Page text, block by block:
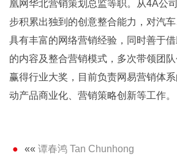
凰网华北营销策划总监等职。从4A公
步积累出独到的创意整合能力，对汽
具有丰富的网络营销经验，同时善于
的内容及整合营销模式，多次带领团
赢得行业大奖，目前负责网易营销体
动产品商业化、营销策略创新等工作。
«« 谭春鸿 Tan Chunhong